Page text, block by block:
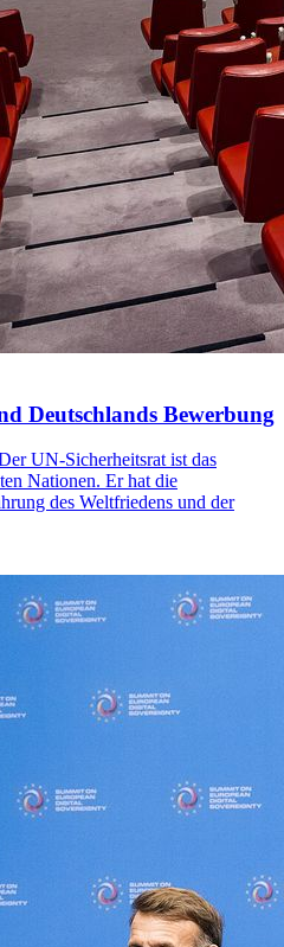
Deutschlands Bewerbung
UN-Sicherheitsrat ist das
Nationen. Er hat die
des Weltfriedens und der